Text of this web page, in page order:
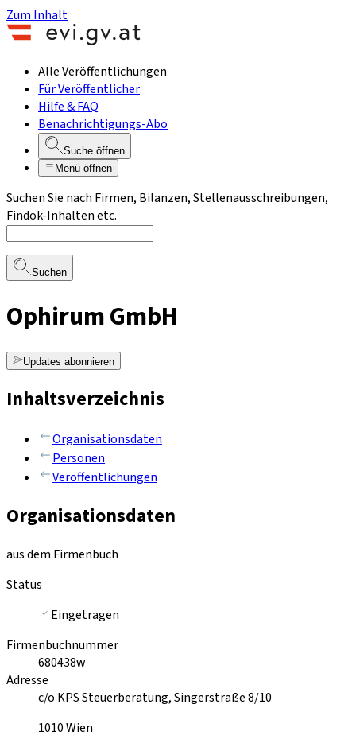
Zum Inhalt
Alle Veröffentlichungen
Für Veröffentlicher
Hilfe & FAQ
Benachrichtigungs-Abo
Suche öffnen
Menü öffnen
Suchen Sie nach Firmen, Bilanzen, Stellenausschreibungen,
Findok-Inhalten etc.
Suchen
Ophirum GmbH
Updates abonnieren
Inhaltsverzeichnis
Organisationsdaten
Personen
Veröffentlichungen
Organisationsdaten
aus dem Firmenbuch
Status
Eingetragen
Firmenbuchnummer
680438w
Adresse
c/o KPS Steuerberatung, Singerstraße 8/10
1010Wien